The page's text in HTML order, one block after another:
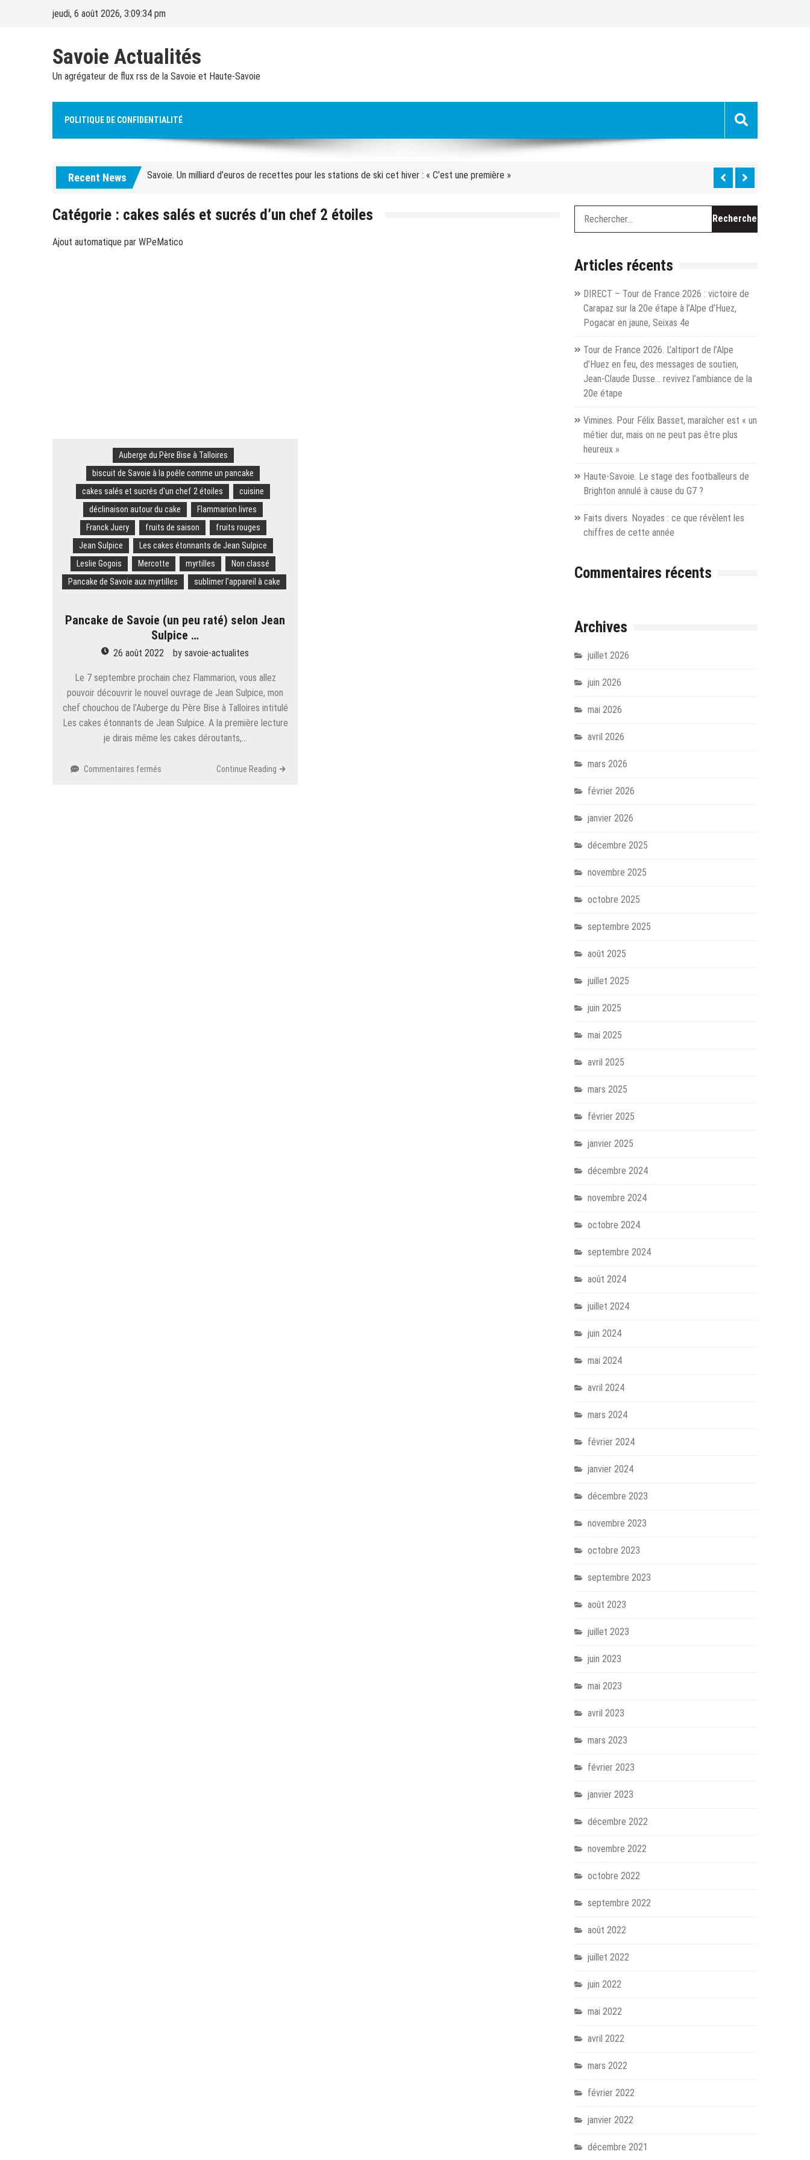
jeudi, 6 août 2026, 3:09:35 pm
Savoie Actualités
Un agrégateur de flux rss de la Savoie et Haute-Savoie
POLITIQUE DE CONFIDENTIALITÉ
Recent News Ski chronique – Ski alpin. Diego Orecchioni : « Avec le groupe, nous faisons nos pronostics sur les matches »
Ski-alpinisme. « L’idée sera de faire de la cohésion » : pourquoi l’équipe de France se retrouve au pied du Ventoux cette semaine
Catégorie : cakes salés et sucrés d’un chef 2 étoiles
Ajout automatique par WPeMatico
Auberge du Père Bise à Talloires
biscuit de Savoie à la poêle comme un pancake
cakes salés et sucrés d'un chef 2 étoiles
cuisine
déclinaison autour du cake
Flammarion livres
Franck Juery
fruits de saison
fruits rouges
Jean Sulpice
Les cakes étonnants de Jean Sulpice
Leslie Gogois
Mercotte myrtilles
Non classé
Pancake de Savoie aux myrtilles
sublimer l'appareil à cake
Pancake de Savoie (un peu raté) selon Jean
Sulpice …
26 août 2022 bysavoie-actualites
Le 7 septembre prochain chez Flammarion, vous allez
pouvoir découvrir le nouvel ouvrage de Jean Sulpice, mon
chef chouchou de l’Auberge du Père Bise à Talloires intitulé
Les cakes étonnants de Jean Sulpice. A la première lecture
je dirais même les cakes déroutants,…
Commentaires fermés Continue Reading
Articles récents
DIRECT – Tour de France 2026 : victoire de
Carapaz sur la 20e étape à l’Alpe d’Huez,
Pogacar en jaune, Seixas 4e
Tour de France 2026. L’altiport de l’Alpe
d’Huez en feu, des messages de soutien,
Jean-Claude Dusse… revivez l’ambiance de la
20e étape
Vimines. Pour Félix Basset, maraîcher est « un
métier dur, mais on ne peut pas être plus
heureux »
Haute-Savoie. Le stage des footballeurs de
Brighton annulé à cause du G7 ?
Faits divers. Noyades : ce que révèlent les
chiffres de cette année
Commentaires récents
Archives
juillet 2026
juin 2026
mai 2026
avril 2026
mars 2026
février 2026
janvier 2026
décembre 2025
novembre 2025
octobre 2025
septembre 2025
août 2025
juillet 2025
juin 2025
mai 2025
avril 2025
mars 2025
février 2025
janvier 2025
décembre 2024
novembre 2024
octobre 2024
septembre 2024
août 2024
juillet 2024
juin 2024
mai 2024
avril 2024
mars 2024
février 2024
janvier 2024
décembre 2023
novembre 2023
octobre 2023
septembre 2023
août 2023
juillet 2023
juin 2023
mai 2023
avril 2023
mars 2023
février 2023
janvier 2023
décembre 2022
novembre 2022
octobre 2022
septembre 2022
août 2022
juillet 2022
juin 2022
mai 2022
avril 2022
mars 2022
février 2022
janvier 2022
décembre 2021